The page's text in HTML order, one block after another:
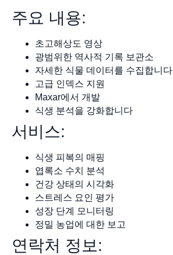
주요 내용:
초고해상도 영상
광범위한 역사적 기록 보관소
자세한 식물 데이터를 수집합니다
고급 인덱스 지원
Maxar에서 개발
식생 분석을 강화합니다
서비스:
식생 피복의 매핑
엽록소 수치 분석
건강 상태의 시각화
스트레스 요인 평가
성장 단계 모니터링
정밀 농업에 대한 보고
연락처 정보: